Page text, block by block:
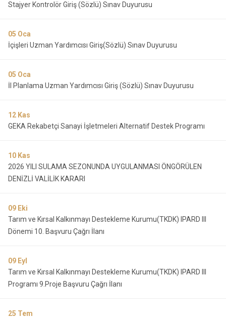
Stajyer Kontrolör Giriş (Sözlü) Sınav Duyurusu
05 Oca
İçişleri Uzman Yardımcısı Giriş(Sözlü) Sınav Duyurusu
05 Oca
İl Planlama Uzman Yardımcısı Giriş (Sözlü) Sınav Duyurusu
12 Kas
GEKA Rekabetçi Sanayi İşletmeleri Alternatif Destek Programı
10 Kas
2026 YILI SULAMA SEZONUNDA UYGULANMASI ÖNGÖRÜLEN
DENİZLİ VALİLİK KARARI
09 Eki
Tarım ve Kırsal Kalkınmayı Destekleme Kurumu(TKDK) IPARD III
Dönemi 10. Başvuru Çağrı İlanı
09 Eyl
Tarım ve Kırsal Kalkınmayı Destekleme Kurumu(TKDK) IPARD III
Programı 9.Proje Başvuru Çağrı İlanı
25 Tem